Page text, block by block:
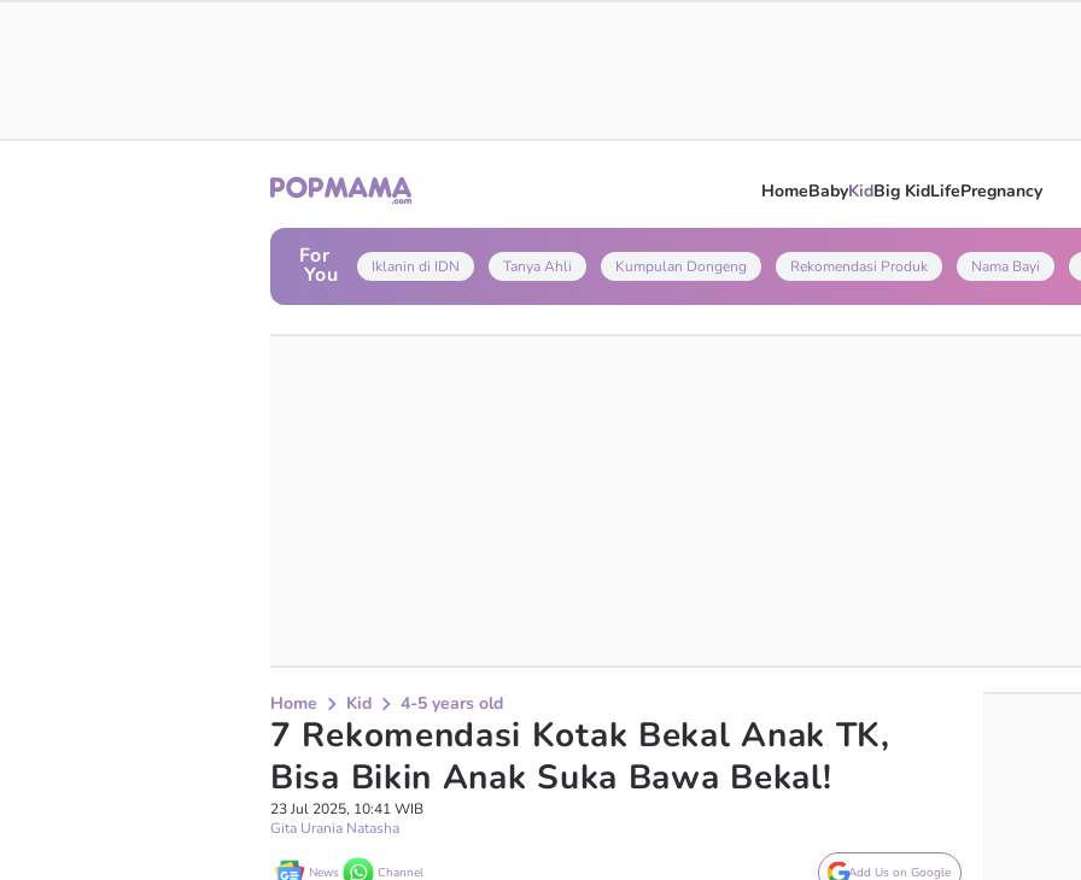
HomeBabyKidBig KidLifePregnancy
For
You Iklanin di IDN Tanya Ahli Kumpulan Dongeng Rekomendasi Produk Nama Bayi
Home Kid 4-5 years old
7 Rekomendasi Kotak Bekal Anak TK,
Bisa Bikin Anak Suka Bawa Bekal!
23 Jul 2025, 10:41 WIB
Gita Urania Natasha
News Channel Add Us on Google